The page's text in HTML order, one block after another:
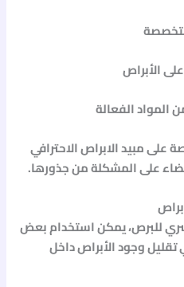
الأبراص
المواد الفعالة
علىمبيد الابراص الاحترافي
على المشكلة من جذورها.
للبرص، يمكن استخدام بعض
وجود الأبراص داخل